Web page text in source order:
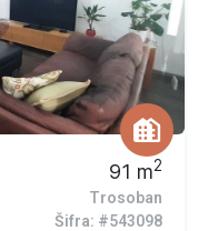
91 m2
Trosoban
Šifra: #543098